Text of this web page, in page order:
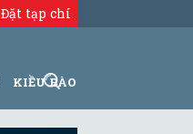
Đặt tạp chí
KIỀU BÀO